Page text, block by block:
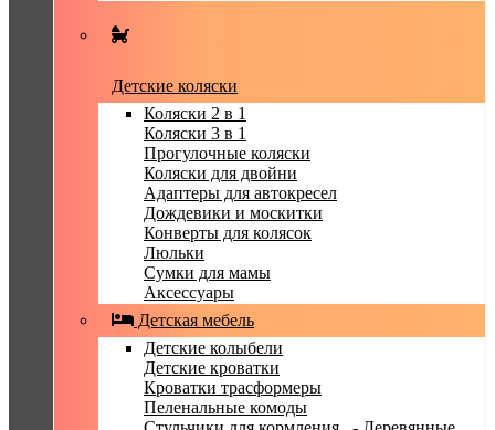
Детские коляски
Коляски 2 в 1
Коляски 3 в 1
Прогулочные коляски
Коляски для двойни
Адаптеры для автокресел
Дождевики и москитки
Конверты для колясок
Люльки
Сумки для мамы
Аксессуары
Детская мебель
Детские колыбели
Детские кроватки
Кроватки трасформеры
Пеленальные комоды